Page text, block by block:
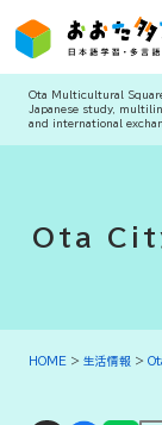
Ota Multicultural
Japanese study,
and international
Ota
HOME > 生活情報 >